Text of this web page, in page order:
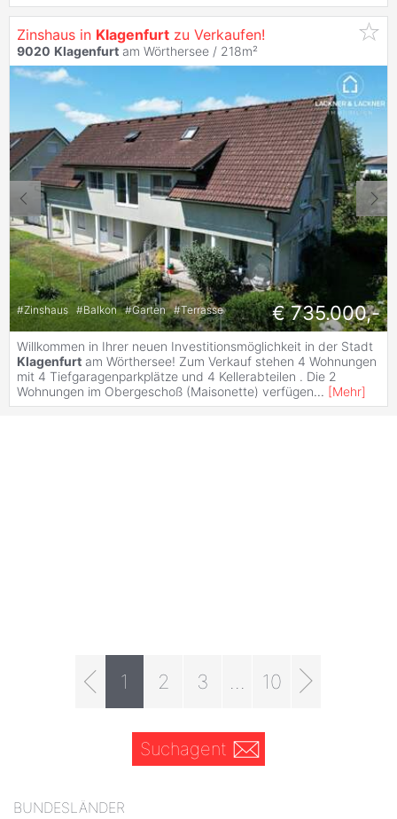
Zinshaus in Klagenfurt zu Verkaufen!
9020 Klagenfurt am Wörthersee / 218m²
#Zinshaus #Balkon #Garten #Terrasse € 735.000,-
Willkommen in Ihrer neuen Investitionsmöglichkeit in der Stadt
Klagenfurt am Wörthersee! Zum Verkauf stehen 4 Wohnungen
mit 4 Tiefgaragenparkplätze und 4 Kellerabteilen . Die 2
Wohnungen im Obergeschoß (Maisonette) verfügen... [Mehr]
1 2 3 10
Suchagent
BUNDESLÄNDER